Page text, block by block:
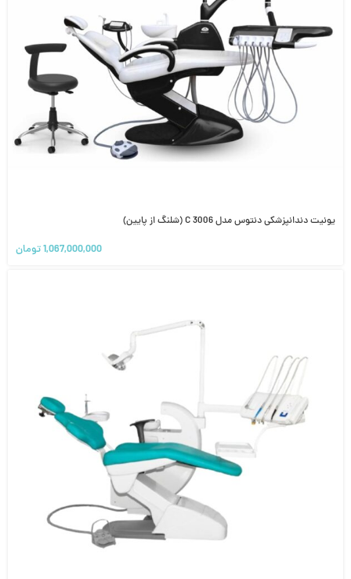
یونیت دندانپزشکی دنتوس مدل C 3006 (شلنگ از پایین)
1,067,000,000تومان